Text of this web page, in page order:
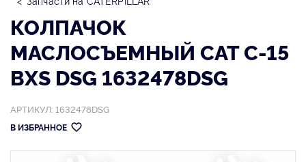
КОЛПАЧОК
МАСЛОСЪЕМНЫЙ CAT C-15
BXS DSG 1632478DSG
АРТИКУЛ: 1632478DSG
В ИЗБРАННОЕ